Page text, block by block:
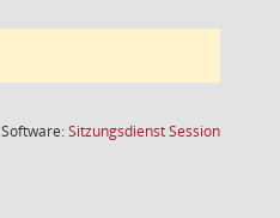
Software:SitzungsdienstSession(Wird in